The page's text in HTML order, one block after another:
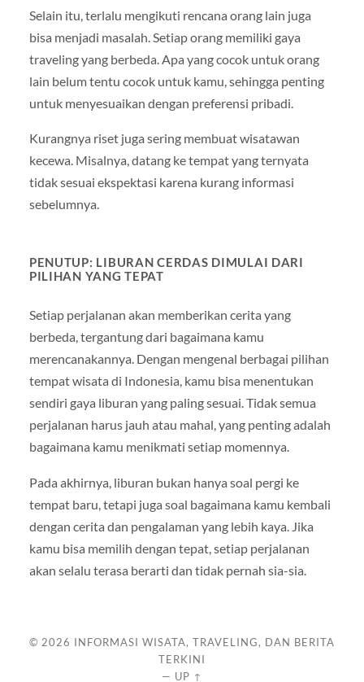
Selain itu, terlalu mengikuti rencana orang lain juga
bisa menjadi masalah. Setiap orang memiliki gaya
traveling yang berbeda. Apa yang cocok untuk orang
lain belum tentu cocok untuk kamu, sehingga penting
untuk menyesuaikan dengan preferensi pribadi.
Kurangnya riset juga sering membuat wisatawan
kecewa. Misalnya, datang ke tempat yang ternyata
tidak sesuai ekspektasi karena kurang informasi
sebelumnya.
PENUTUP: LIBURAN CERDAS DIMULAI DARI
PILIHAN YANG TEPAT
Setiap perjalanan akan memberikan cerita yang
berbeda, tergantung dari bagaimana kamu
merencanakannya. Dengan mengenal berbagai pilihan
tempat wisata di Indonesia, kamu bisa menentukan
sendiri gaya liburan yang paling sesuai. Tidak semua
perjalanan harus jauh atau mahal, yang penting adalah
bagaimana kamu menikmati setiap momennya.
Pada akhirnya, liburan bukan hanya soal pergi ke
tempat baru, tetapi juga soal bagaimana kamu kembali
dengan cerita dan pengalaman yang lebih kaya. Jika
kamu bisa memilih dengan tepat, setiap perjalanan
akan selalu terasa berarti dan tidak pernah sia-sia.
© 2026 INFORMASI WISATA, TRAVELING, DAN BERITA
TERKINI
— UP ↑